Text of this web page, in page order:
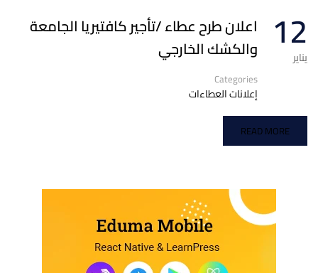
12
يناير
اعلان طرح عطاء /تأجير كافتيريا الجامعة
والكشك الخارجي
Categories
إعلانات العطاءات
READ MORE